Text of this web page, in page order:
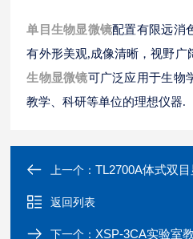
单目生物显微镜配置有限远消
有外形美观,成像清晰，视野广
生物显微镜可广泛应用于生物
教学、科研等单位的理想仪器.
上一个：TL2700A体式双目
返回列表
下一个：XSP-3CA实验室